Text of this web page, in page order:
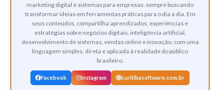
marketing digital e sistemas para empresas, sempre buscando
transformar ideias em ferramentas práticas para o dia a dia. Em
seus conteúdos, compartilha aprendizados, experiências e
estratégias sobre negócios digitais, inteligência artificial,
desenvolvimento de sistemas, vendas online e inovação, com uma
linguagem simples, direta e aplicada à realidade do público
brasileiro.
Facebook Instagram curitibasoftware.com.br